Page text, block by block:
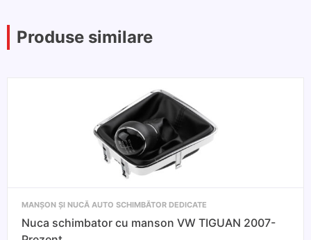
Produse similare
MANȘON ȘI NUCĂ AUTO SCHIMBĂTOR DEDICATE
Nuca schimbator cu manson VW TIGUAN 2007-